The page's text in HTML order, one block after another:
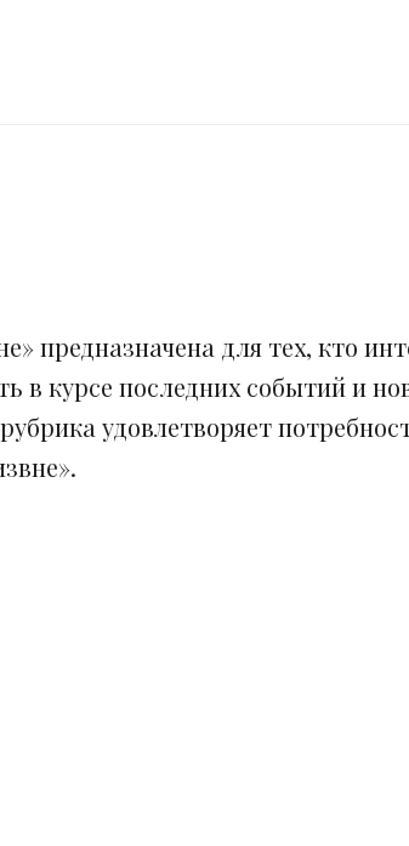
предназначена для тех, кто
в курсе последних событий и
удовлетворяет